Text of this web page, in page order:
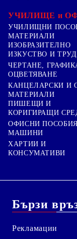
УЧИЛИЩЕ и
УЧИЛИЩНИ
МАТЕРИАЛИ
ИЗОБРАЗИТЕЛНО
ИЗКУСТВО И ТРУД
ЧЕРТАНЕ,
ОЦВЕТЯВАНЕ
КАНЦЕЛАРСКИ И
МАТЕРИАЛИ
ПИШЕЩИ И
КОРИГИРАЩИ
ОФИСНИ
МАШИНИ
ХАРТИИ И
КОНСУМАТИВИ
Бързи
Рекламации